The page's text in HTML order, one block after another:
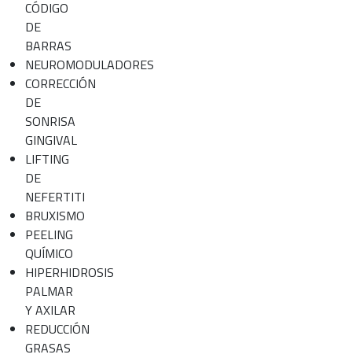
CÓDIGO
DE
BARRAS
NEUROMODULADORES
CORRECCIÓN
DE
SONRISA
GINGIVAL
LIFTING
DE
NEFERTITI
BRUXISMO
PEELING
QUÍMICO
HIPERHIDROSIS
PALMAR
Y AXILAR
REDUCCIÓN
GRASAS